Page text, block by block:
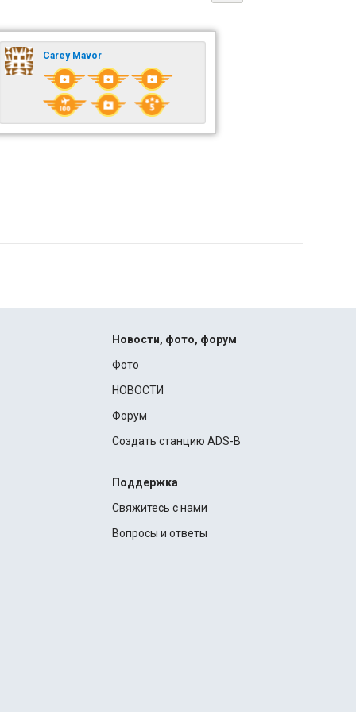
Carey Mavor
Новости, фото, форум
Фото
НОВОСТИ
Форум
Создать станцию ADS-B
Поддержка
Свяжитесь с нами
Вопросы и ответы